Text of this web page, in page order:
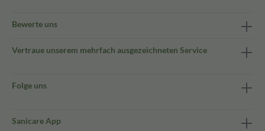
Bewerte uns
Vertraue unserem mehrfach ausgezeichneten Service
Folge uns
Sanicare App